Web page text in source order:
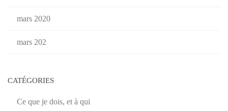
mars 2020
mars 202
CATÉGORIES
Ce que je dois, et à qui